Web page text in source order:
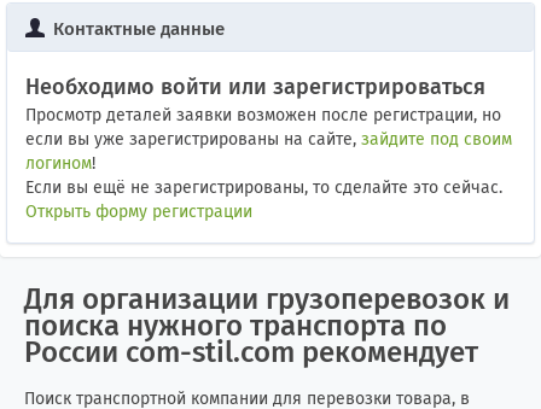
Контактные данные
Необходимо войти или зарегистрироваться
Просмотр деталей заявки возможен после регистрации, но
если вы уже зарегистрированы на сайте, зайдите под своим
логином!
Если вы ещё не зарегистрированы, то сделайте это сейчас.
Открыть форму регистрации
Для организации грузоперевозок и
поиска нужного транспорта по
России com-stil.com рекомендует
Поиск транспортной компании для перевозки товара, в